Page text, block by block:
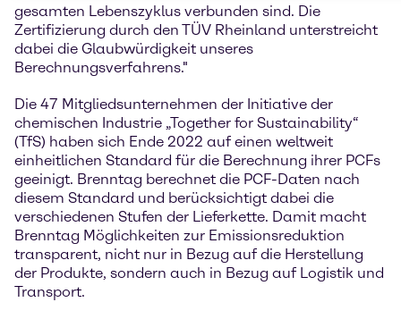
gesamten Lebenszyklus verbunden sind. Die
Zertifizierung durch den TÜV Rheinland unterstreicht
dabei die Glaubwürdigkeit unseres
Berechnungsverfahrens."
Die 47 Mitgliedsunternehmen der Initiative der
chemischen Industrie „Together for Sustainability“
(TfS) haben sich Ende 2022 auf einen weltweit
einheitlichen Standard für die Berechnung ihrer PCFs
geeinigt. Brenntag berechnet die PCF-Daten nach
diesem Standard und berücksichtigt dabei die
verschiedenen Stufen der Lieferkette. Damit macht
Brenntag Möglichkeiten zur Emissionsreduktion
transparent, nicht nur in Bezug auf die Herstellung
der Produkte, sondern auch in Bezug auf Logistik und
Transport.